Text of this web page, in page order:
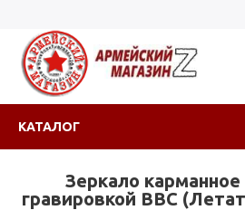
КАТАЛОГ
Зеркало карманное
гравировкой ВВС